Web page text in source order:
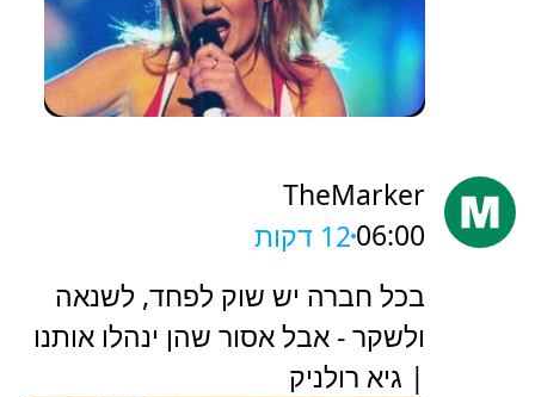
TheMarker
06:0012 דקות
‏בכל חברה יש שוק לפחד, לשנאה
ולשקר - אבל אסור שהן ינהלו אותנו
| גיא רולניק